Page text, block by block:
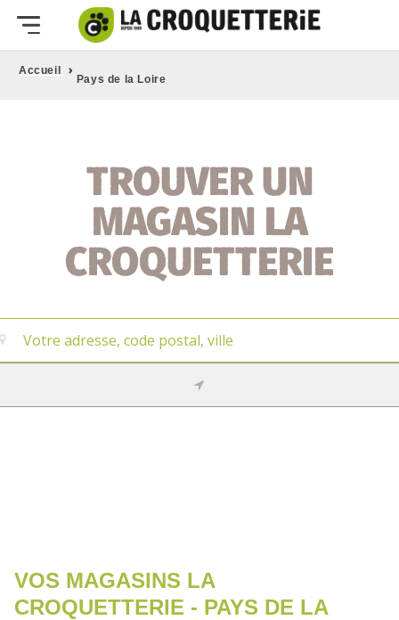
Accueil ›
Pays de la Loire
TROUVER UN
MAGASIN LA
CROQUETTERIE
VOS MAGASINS LA
CROQUETTERIE - PAYS DE LA